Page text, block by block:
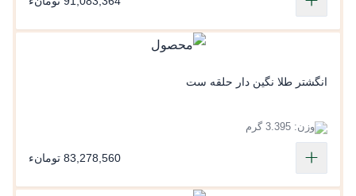
انگشتر طلا نگین دار حلقه ست
وزن: 3.395 گرم
83,278,560 تومانء